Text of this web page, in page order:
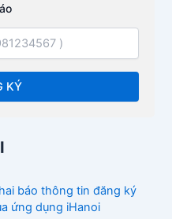
báo thông tin đăng ký
ứng dụng iHanoi